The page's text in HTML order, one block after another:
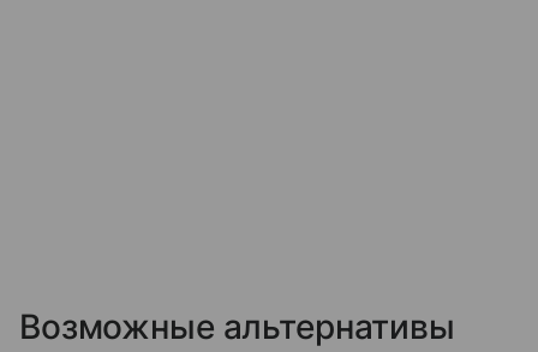
Возможные альтернативы